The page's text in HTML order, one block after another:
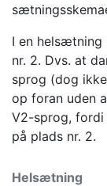
I en
nr. 2. Dvs. at
sprog (dog
op foran uden
V2-sprog,
på plads nr. 2.
Helsætning